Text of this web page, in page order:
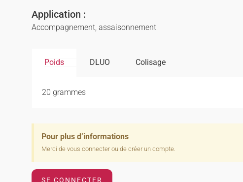
Application :
Accompagnement, assaisonnement
Poids DLUO Colisage
20 grammes
Pour plus d’informations
Merci de vous connecter ou de créer un compte.
SE CONNECTER